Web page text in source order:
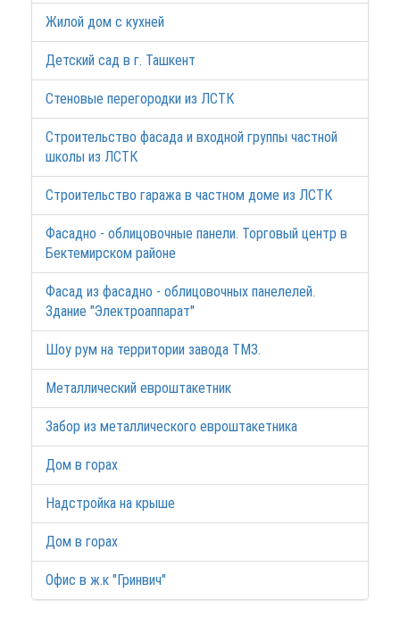
Жилой дом с кухней
Детский сад в г. Ташкент
Стеновые перегородки из ЛСТК
Строительство фасада и входной группы частной
школы из ЛСТК
Строительство гаража в частном доме из ЛСТК
Фасадно - облицовочные панели. Торговый центр в
Бектемирском районе
Фасад из фасадно - облицовочных панелелей.
Здание "Электроаппарат"
Шоу рум на территории завода ТМЗ.
Металлический евроштакетник
Забор из металлического евроштакетника
Дом в горах
Надстройка на крыше
Дом в горах
Офис в ж.к "Гринвич"